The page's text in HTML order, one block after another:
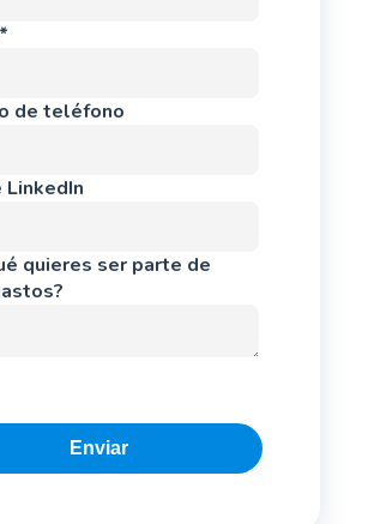
*
de teléfono
LinkedIn
quieres ser parte de